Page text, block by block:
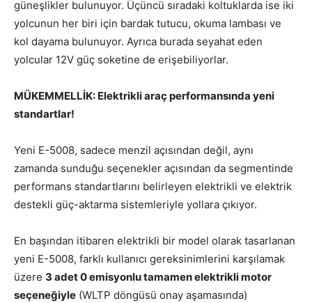
güneşlikler bulunuyor. Üçüncü sıradaki koltuklarda ise iki
yolcunun her biri için bardak tutucu, okuma lambası ve
kol dayama bulunuyor. Ayrıca burada seyahat eden
yolcular 12V güç soketine de erişebiliyorlar.
MÜKEMMELLİK: Elektrikli araç performansında yeni
standartlar!
Yeni E-5008, sadece menzil açısından değil, aynı
zamanda sunduğu seçenekler açısından da segmentinde
performans standartlarını belirleyen elektrikli ve elektrik
destekli güç-aktarma sistemleriyle yollara çıkıyor.
En başından itibaren elektrikli bir model olarak tasarlanan
yeni E-5008, farklı kullanıcı gereksinimlerini karşılamak
üzere 3 adet 0 emisyonlu tamamen elektrikli motor
seçeneğiyle (WLTP döngüsü onay aşamasında)